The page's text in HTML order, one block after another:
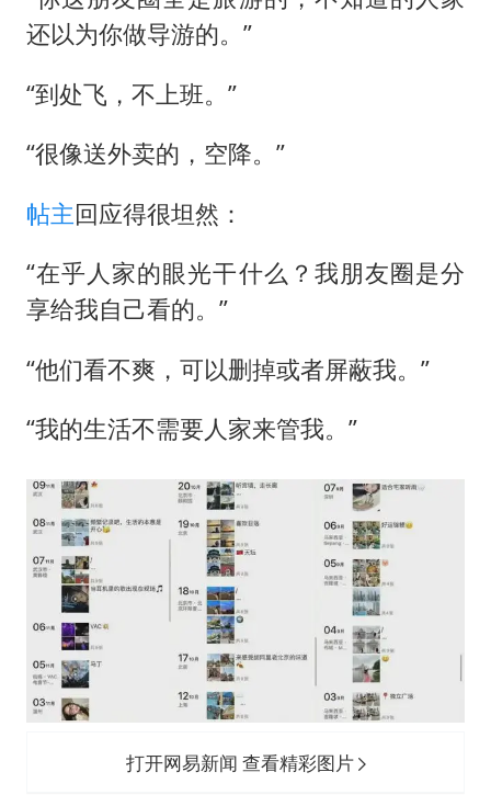
还以为你做导游的。”
“到处飞，不上班。”
“很像送外卖的，空降。”
帖主回应得很坦然：
“在乎人家的眼光干什么？我朋友圈是分
享给我自己看的。”
“他们看不爽，可以删掉或者屏蔽我。”
“我的生活不需要人家来管我。”
打开网易新闻 查看精彩图片